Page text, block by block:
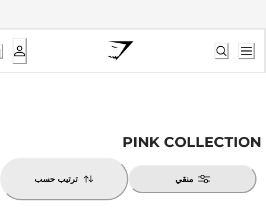
PINK COLLECTION
منقي ترتيب حسب